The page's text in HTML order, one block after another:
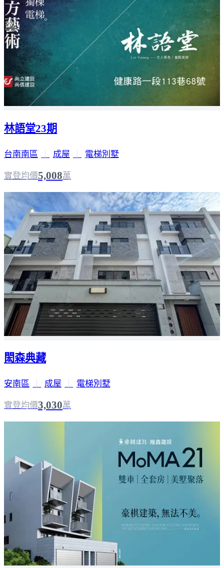
林語堂23期
台南南區 成屋 電梯別墅
實登均價5,008萬
閎森典藏
安南區 成屋 電梯別墅
實登均價3,030萬